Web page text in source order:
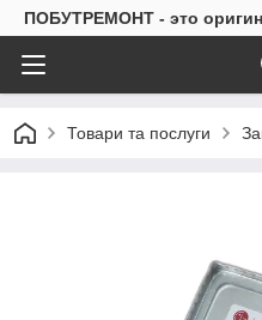
ПОБУТРЕМОНТ - это
Товари та послуги